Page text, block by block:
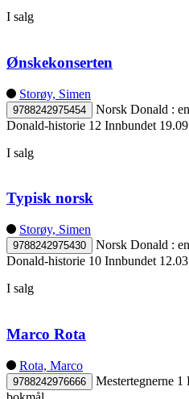
I salg
Ønskekonserten
Storøy, Simen
9788242975454
Norsk Donald :
Donald-historie 12 Innbundet
I salg
Typisk norsk
Storøy, Simen
9788242975430
Norsk Donald :
Donald-historie 10 Innbundet
I salg
Marco Rota
Rota, Marco
9788242976666 Mestertegnerne 1